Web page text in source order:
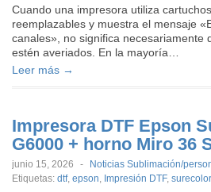
Cuando una impresora utiliza
reemplazables y muestra el mensaje
canales», no significa necesariamente
estén averiados. En la mayoría…
Leer más →
Impresora DTF Epson
G6000 + horno Miro 36
junio 15, 2026 - Noticias Sublimación/
Etiquetas: dtf, epson, Impresión DTF, surecolor